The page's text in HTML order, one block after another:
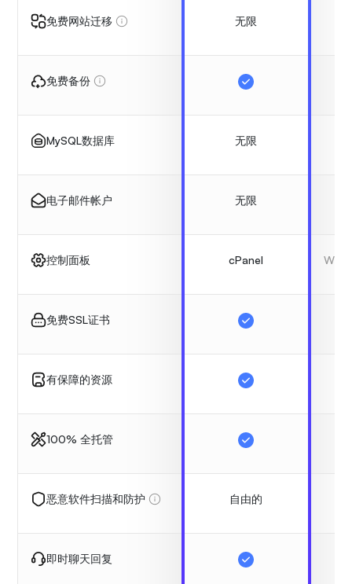
免费网站迁移
免费备份
MySQL数据库
电子邮件帐户
控制面板
免费SSL证书
有保障的资源
100% 全托管
恶意软件扫描和防护
即时聊天回复
无限
无限
无限
cPanel
自由的
WP